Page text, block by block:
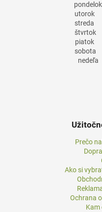
pondelok
utorok
streda
štvrtok
piatok
sobota
nedeľa
Prečo
Ako si
Ochrana
Kam